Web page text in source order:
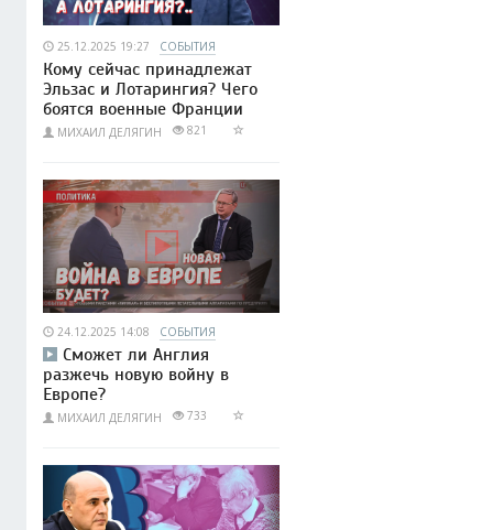
25.12.2025 19:27 СОБЫТИЯ
Кому сейчас принадлежат
Эльзас и Лотарингия? Чего
боятся военные Франции
МИХАИЛ ДЕЛЯГИН 821
24.12.2025 14:08 СОБЫТИЯ
Сможет ли Англия
разжечь новую войну в
Европе?
МИХАИЛ ДЕЛЯГИН 733